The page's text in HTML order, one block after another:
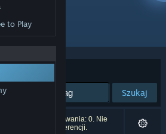
to Play
Szukaj
do twojego wyszukiwania: 0. Nie
twoich preferencji.